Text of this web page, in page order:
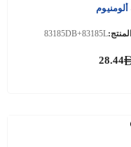
ألومنيوم
83185DB+83185L
28.44